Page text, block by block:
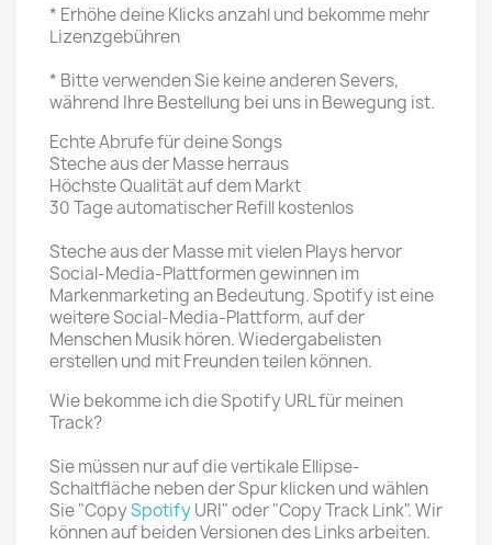
* Erhöhe deine Klicks anzahl und bekomme mehr
Lizenzgebühren
* Bitte verwenden Sie keine anderen Severs,
während Ihre Bestellung bei uns in Bewegung ist.
Echte Abrufe für deine Songs
Steche aus der Masse herraus
Höchste Qualität auf dem Markt
30 Tage automatischer Refill kostenlos
Steche aus der Masse mit vielen Plays hervor
Social-Media-Plattformen gewinnen im
Markenmarketing an Bedeutung. Spotify ist eine
weitere Social-Media-Plattform, auf der
Menschen Musik hören. Wiedergabelisten
erstellen und mit Freunden teilen können.
Wie bekomme ich die Spotify URL für meinen
Track?
Sie müssen nur auf die vertikale Ellipse-
Schaltfläche neben der Spur klicken und wählen
Sie "CopySpotifyURI" oder "Copy Track Link".Wir
können auf beiden Versionen des Links arbeiten.